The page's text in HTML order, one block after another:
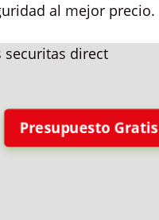
al mejor precio.
Presupuesto Gratis